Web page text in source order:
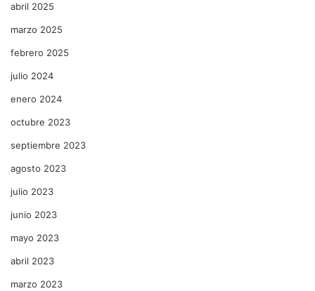
abril 2025
marzo 2025
febrero 2025
julio 2024
enero 2024
octubre 2023
septiembre 2023
agosto 2023
julio 2023
junio 2023
mayo 2023
abril 2023
marzo 2023